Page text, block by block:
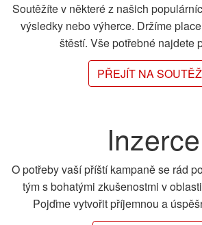
Soutěžíte v některé z našich
výsledky nebo výherce. Držíme
štěstí. Vše potřebné najdete
PŘEJÍT NA
Inzerce
O potřeby vaší příští kampaně se rád
tým s bohatými zkušenostmi v
Pojďme vytvořit příjemnou a